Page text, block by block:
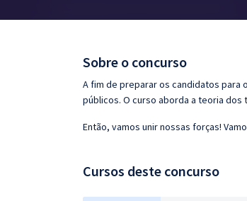
Conteúdo gratuito
Sobre o concurso
A fim de preparar os candidatos para
públicos. O curso aborda a teoria
Então, vamos unir nossas forças!
Cursos deste concurso